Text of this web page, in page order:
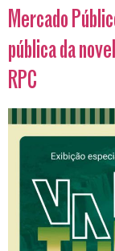
Mercado
pública da
RPC